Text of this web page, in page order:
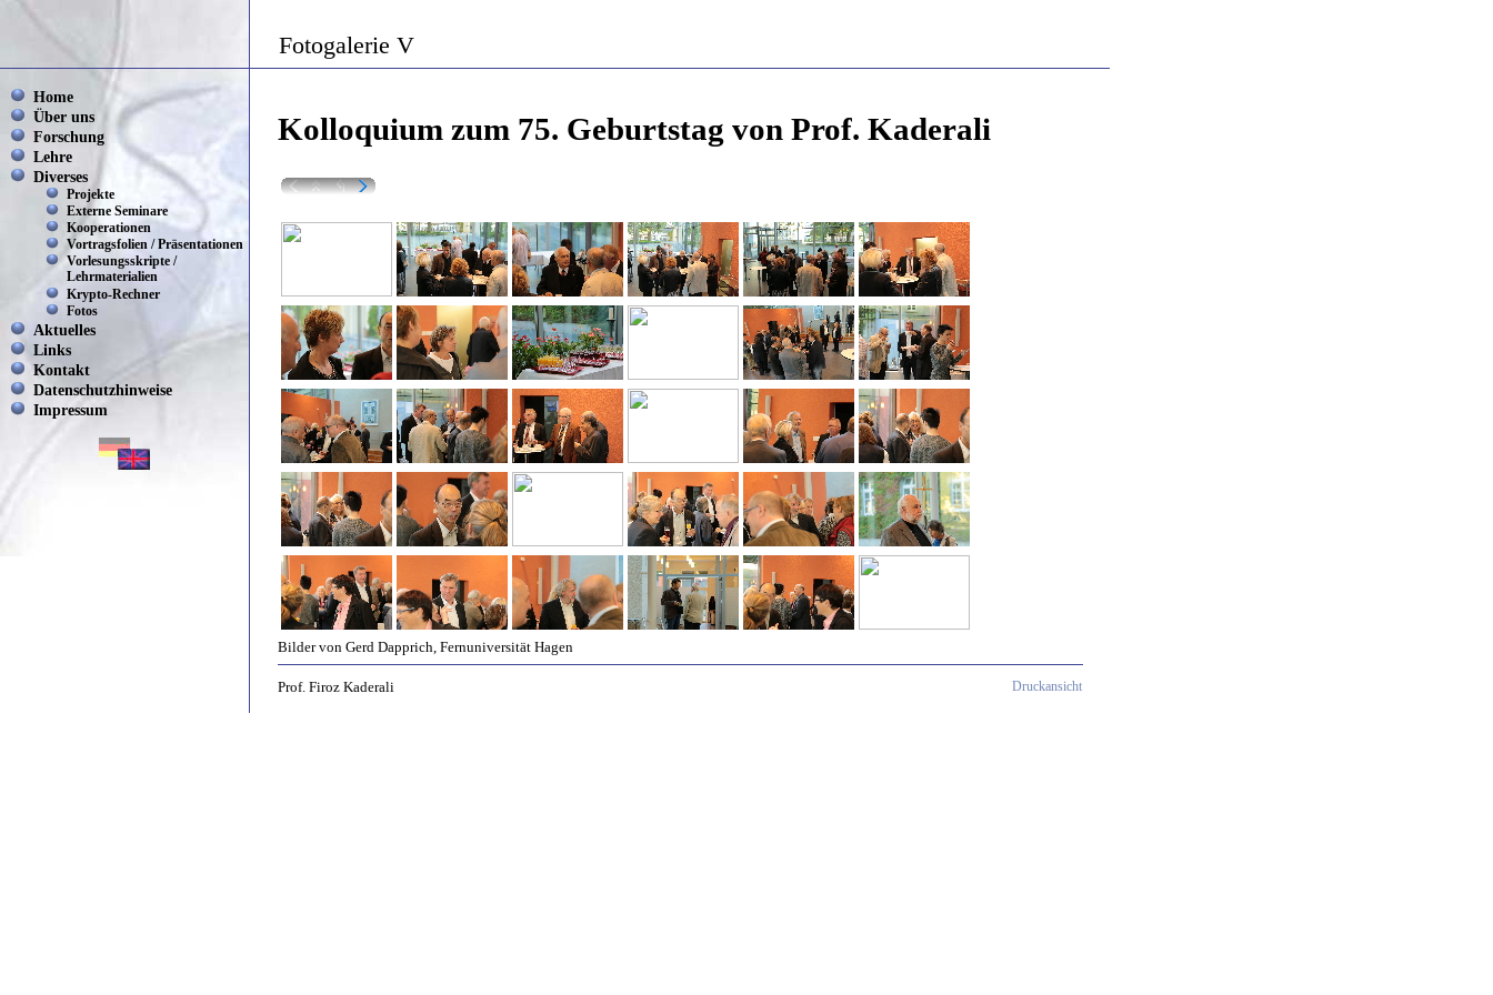
Fotogalerie V
Home
Über uns
Forschung
Lehre
Diverses
Projekte
Externe Seminare
Kooperationen
Vortragsfolien / Präsentationen
Vorlesungsskripte /
Lehrmaterialien
Krypto-Rechner
Fotos
Aktuelles
Links
Kontakt
Datenschutzhinweise
Impressum
Kolloquium zum 75. Geburtstag von Prof. Kaderali
Bilder von Gerd Dapprich, Fernuniversität Hagen
Prof. Firoz Kaderali Druckansicht